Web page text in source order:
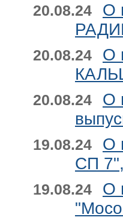
20.08.24
О
20.08.24
О
20.08.24
О
19.08.24
О
СП
19.08.24
О